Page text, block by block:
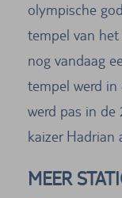
olympische
tempel van
nog vandaag
tempel werd in
werd pas in de
kaizer Hadrian
MEER